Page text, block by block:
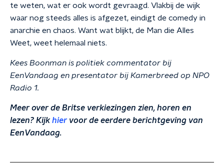
te weten, wat er ook wordt gevraagd. Vlakbij de wijk
waar nog steeds alles is afgezet, eindigt de comedy in
anarchie en chaos. Want wat blijkt, de Man die Alles
Weet, weet helemaal niets.
Kees Boonman is politiek commentator bij
EenVandaag en presentator bij Kamerbreed op NPO
Radio 1.
Meer over de Britse verkiezingen zien, horen en
lezen? Kijkhier voor de eerdere berichtgeving van
EenVandaag.